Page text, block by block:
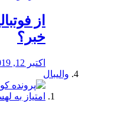
از
خبر؟
اکتبر 12, 2019
والیبال